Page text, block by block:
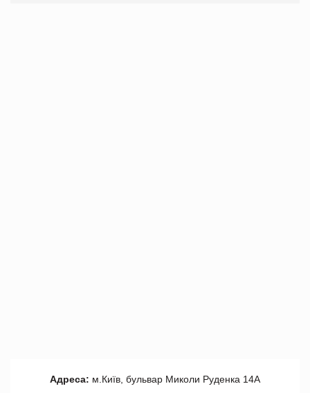
Адреса: м.Київ, бульвар Миколи Руденка 14А